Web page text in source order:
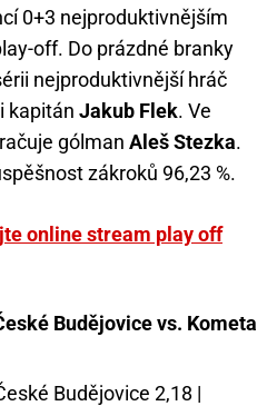
0+3 nejproduktivnějším
off. Do prázdné branky
nejproduktivnější hráč
kapitán Jakub Flek. Ve
gólman Aleš Stezka.
zákroků 96,23 %.
online stream play off
Budějovice vs. Kometa
Budějovice 2,18 |